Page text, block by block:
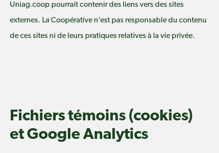
Uniag.coop pourrait contenir des liens vers des sites
externes. La Coopérative n’est pas responsable du contenu
de ces sites ni de leurs pratiques relatives à la vie privée.
Fichiers témoins (cookies)
et Google Analytics